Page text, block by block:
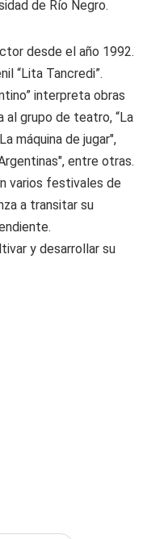
de Río Negro.
desde el año 1992.
“Lita Tancredi”.
interpreta obras
grupo de teatro, “La
máquina de jugar",
entre otras.
varios festivales de
a transitar su
y desarrollar su